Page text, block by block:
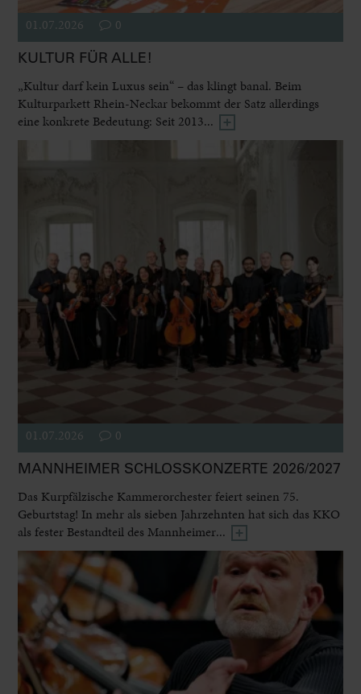
01.07.2026 0
KULTUR FÜR ALLE!
„Kultur darf kein Luxus sein“ – das klingt banal. Beim
Kulturparkett Rhein-Neckar bekommt der Satz allerdings
eine konkrete Bedeutung: Seit 2013...
01.07.2026 0
MANNHEIMER SCHLOSSKONZERTE 2026/2027
Das Kurpfälzische Kammerorchester feiert seinen 75.
Geburtstag! In mehr als sieben Jahrzehnten hat sich das KKO
als fester Bestandteil des Mannheimer...